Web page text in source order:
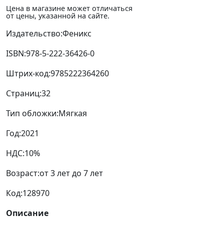
Цена в магазине может отличаться
от цены, указанной на сайте.
Издательство:Феникс
ISBN:978-5-222-36426-0
Штрих-код:9785222364260
Страниц:32
Тип обложки:Мягкая
Год:2021
НДС:10%
Возраст:от 3 лет до 7 лет
Код:128970
Описание